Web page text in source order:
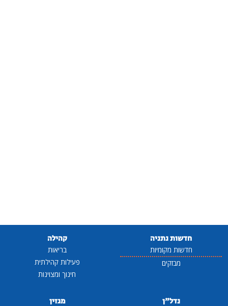
חדשות נתניה
חדשות מקומיות
מבזקים
קהילה
בריאות
פעילות קהילתית
חינוך ומצוינות
נדל"ן מגזין